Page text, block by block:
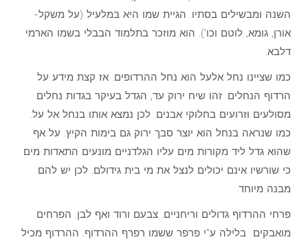
השנה ומבשילים בסתיו. הגיית שמו היא במלעיל (על משקל-
אורן, גומא, לוטם וכו'). הוא מוזכר בתלמוד הבבלי בשמו הארמי
דלבא.
כמו שציינו נחל אלעל הוא נחל ההרדופים. אז קצת מידע על
הרדוף הנחלים. זהו שיח ירוק עד, הגדל בעיקר בגדות נחלים
מסולעים וזרועים בחלוקי אבנים. לכן נמצא אותו בנחל אל על.
כמו שנראה בנחל הוא יוצר סבך ירוק גם בימות הקיץ. על אף
שהוא גדל ליד מקורות מים עליו הגלדניים מונעים התאדות מים
כי שורשיו אינם יכולים לנצל את מי בית גידולם. לכן יש להם
מבנה מיוחד.
פרחי ההרדוף גדולים וריחניים. צבעם ורוד ואף לבן. הפרחים
מואבקים בלילה ע"י פרפר ששמו רפרף ההרדוף. ההרדוף מכיל